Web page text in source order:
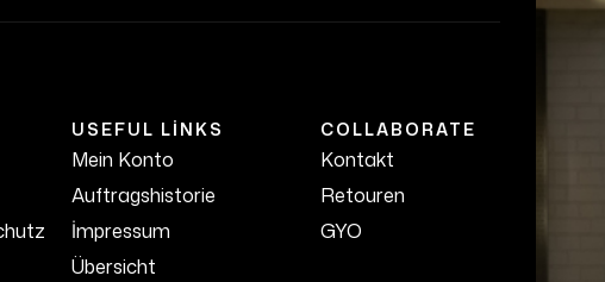
USEFUL LINKS
Mein Konto
Auftragshistorie
İmpressum
Übersicht
COLLABORATE
Kontakt
Retouren
GYO